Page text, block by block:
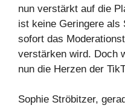
nun verstärkt auf die
ist keine Geringere als
sofort das
verstärken wird. Doch
nun die Herzen der
Sophie Ströbitzer,